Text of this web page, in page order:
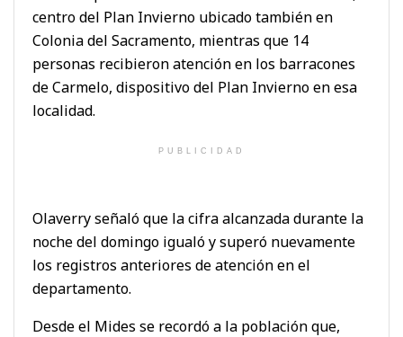
centro del Plan Invierno ubicado también en
Colonia del Sacramento, mientras que 14
personas recibieron atención en los barracones
de Carmelo, dispositivo del Plan Invierno en esa
localidad.
PUBLICIDAD
Olaverry señaló que la cifra alcanzada durante la
noche del domingo igualó y superó nuevamente
los registros anteriores de atención en el
departamento.
Desde el Mides se recordó a la población que,